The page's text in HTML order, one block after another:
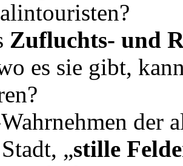
Zufluchts- und
es sie gibt,
der
„stille